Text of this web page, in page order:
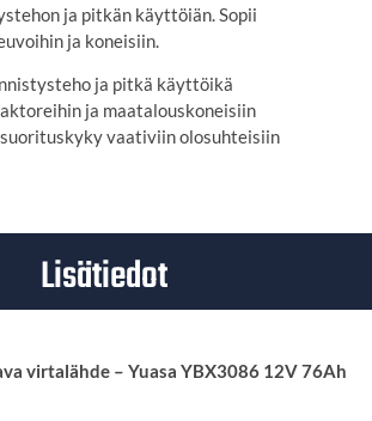
ja pitkän käyttöiän. Sopii
ja koneisiin.
ja pitkä käyttöikä
ja maatalouskoneisiin
vaativiin olosuhteisiin
Lisätiedot
virtalähde – Yuasa YBX3086 12V 76Ah